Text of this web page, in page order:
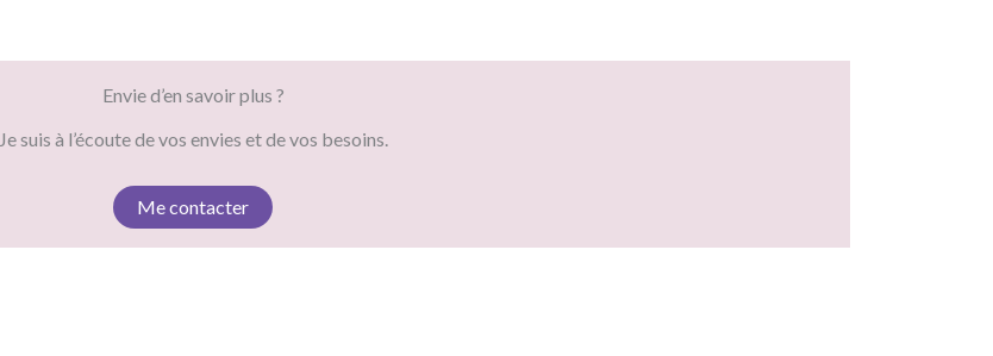
Envie d’en savoir plus ?
Je suis à l’écoute de vos envies et de vos besoins.
Me contacter